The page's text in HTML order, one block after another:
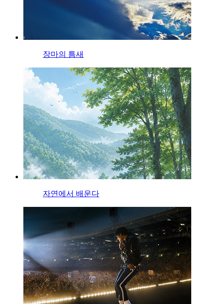
장마의 틈새
자연에서 배운다